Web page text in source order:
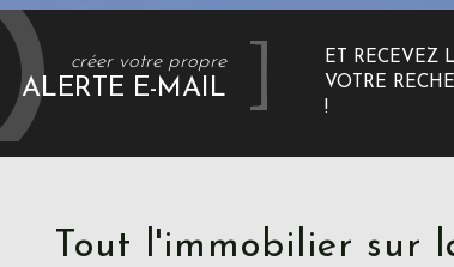
créer votre propre
ALERTE E-MAIL
ET RECEVEZ
VOTRE
!
Tout l'immobilier sur